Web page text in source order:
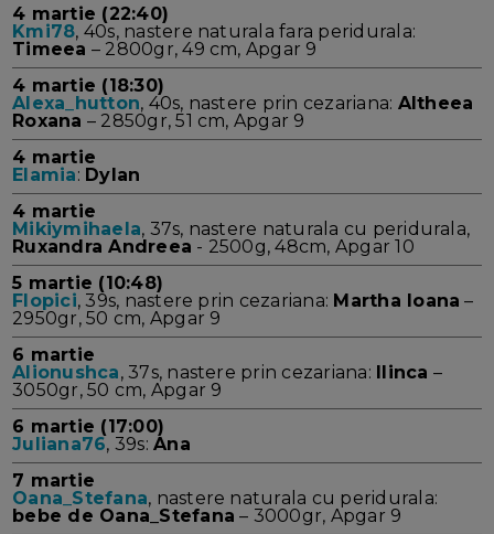
4 martie (22:40)
Kmi78, 40s, nastere naturala fara peridurala:
Timeea – 2800gr, 49 cm, Apgar 9
4 martie (18:30)
Alexa_hutton, 40s, nastere prin cezariana: Altheea
Roxana – 2850gr, 51 cm, Apgar 9
4 martie
Elamia: Dylan
4 martie
Mikiymihaela, 37s, nastere naturala cu peridurala,
Ruxandra Andreea - 2500g, 48cm, Apgar 10
5 martie (10:48)
Flopici, 39s, nastere prin cezariana: Martha Ioana –
2950gr, 50 cm, Apgar 9
6 martie
Alionushca, 37s, nastere prin cezariana: Ilinca –
3050gr, 50 cm, Apgar 9
6 martie (17:00)
Juliana76, 39s:Ana
7 martie
Oana_Stefana, nastere naturala cu peridurala:
bebe de Oana_Stefana – 3000gr, Apgar 9